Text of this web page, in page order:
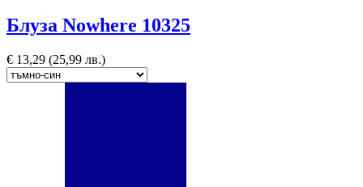
Блуза Nowhere 10325
€ 13,29 (25,99 лв.)